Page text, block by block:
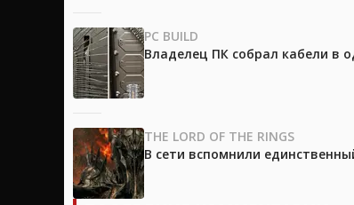
PC BUILD
Владелец ПК собрал кабели в
THE LORD OF THE RINGS
В сети вспомнили